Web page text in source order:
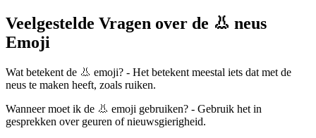
Veelgestelde Vragen over de 👃 neus
Emoji
Wat betekent de 👃 emoji? - Het betekent meestal iets dat met de
neus te maken heeft, zoals ruiken.
Wanneer moet ik de 👃 emoji gebruiken? - Gebruik het in
gesprekken over geuren of nieuwsgierigheid.